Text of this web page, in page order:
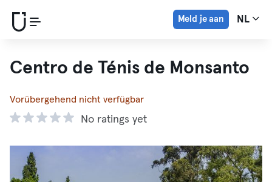
Meld je aan NL
Centro de Ténis de Monsanto
Vorübergehend nicht verfügbar
No ratings yet